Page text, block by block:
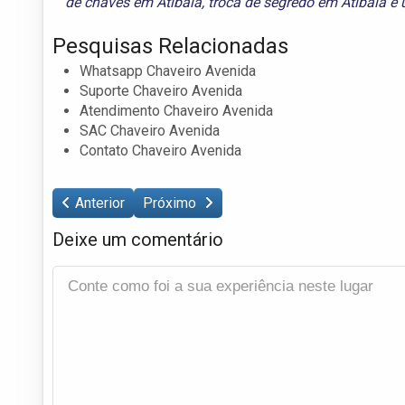
Pesquisas Relacionadas
Whatsapp Chaveiro Avenida
Suporte Chaveiro Avenida
Atendimento Chaveiro Avenida
SAC Chaveiro Avenida
Contato Chaveiro Avenida
Anterior Próximo
Deixe um comentário